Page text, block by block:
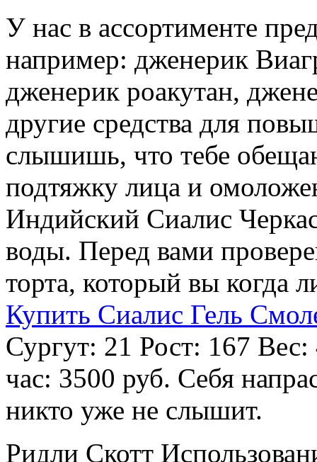
У нас в ассортименте
например: дженерик
дженерик роакутан,
другие средства для
слышишь, что тебе
подтяжку лица и
Индийский Сиалис
воды. Перед вами
торта, который вы когда
Купить Сиалис Гель
Сургут: 21 Рост: 167
час: 3500 руб. Себя
никто уже не слышит.
Ридли Скотт